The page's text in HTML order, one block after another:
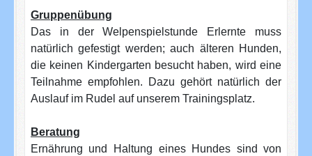
Gruppenübung
Das in der Welpenspielstunde Erlernte muss
natürlich gefestigt werden; auch älteren Hunden,
die keinen Kindergarten besucht haben, wird eine
Teilnahme empfohlen. Dazu gehört natürlich der
Auslauf im Rudel auf unserem Trainingsplatz.
Beratung
Ernährung und Haltung eines Hundes sind von